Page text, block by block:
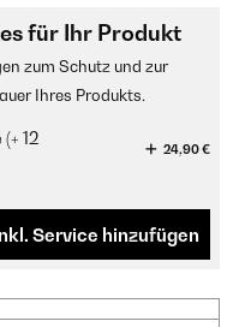
für Ihr Produkt
zum Schutz und zur
Ihres Produkts.
12
24,90 €
Service hinzufügen